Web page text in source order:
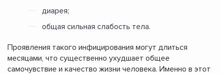
диарея;
общая сильная слабость тела.
Проявления такого инфицирования могут длиться
месяцами, что существенно ухудшает общее
самочувствие и качество жизни человека. Именно в этот